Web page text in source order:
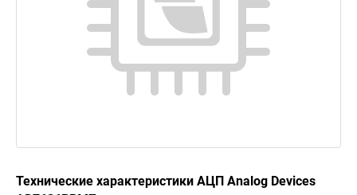
Технические характеристики АЦП Analog Devices